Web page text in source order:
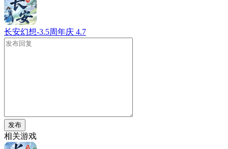
长安幻想-3.5周年庆 4.7
发布
相关游戏